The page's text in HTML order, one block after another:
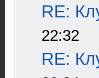
RE:
22:32
RE: